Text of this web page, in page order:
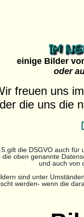
einige Bilder
oder
freuen uns
die uns die
die DSGVO auch
die oben genannte
und auch von
sind unter
werden- wenn die